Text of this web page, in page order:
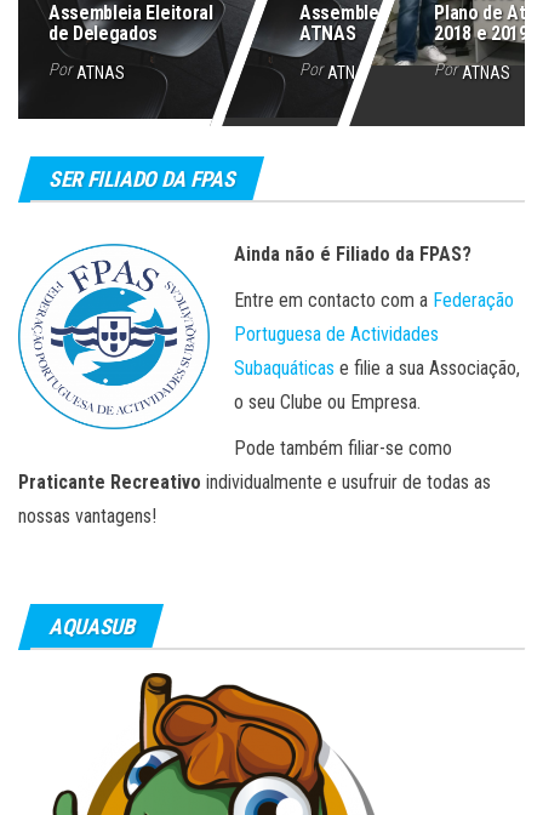
ã
o
Assembleia Eleitoral
de Delegados
Por ATNAS
Assembleia Geral
ATNAS
Por ATNAS
Plano de
2018 e 2019
Por ATNAS
SER FILIADO DA FPAS
Ainda não é Filiado da FPAS?
Entre em contacto com a Federação
Portuguesa de Actividades
Subaquáticas e filie a sua Associação,
o seu Clube ou Empresa.
Pode também filiar-se como
Praticante Recreativo individualmente e usufruir de todas as
nossas vantagens!
AQUASUB